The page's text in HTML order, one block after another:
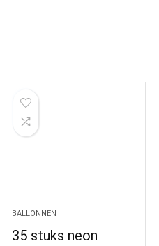
BALLONNEN
35 stuks neon